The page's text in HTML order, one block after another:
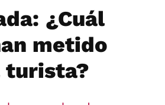
¿Cuál
metido
turista?